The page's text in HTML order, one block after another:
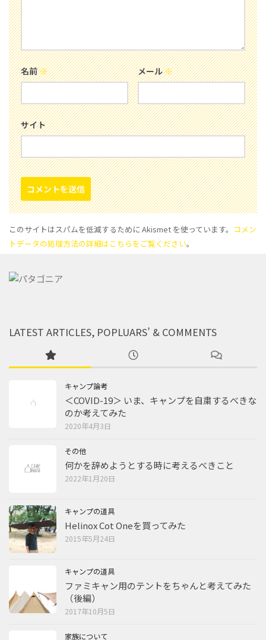
名前※ メール※
サイト
このサイトはスパムを低減するために Akismet を使っています。 コメン
トデータの処理方法の詳細はこちらをご覧ください。
LATEST ARTICLES, POPLUARS’ & COMMENTS
キャンプ論考
＜COVID-19＞ いま、キャンプを自粛するべきな
のか考えてみた
2020年4月3日
その他
何かを辞めようとする時に考えるべきこと
2022年1月20日
キャンプの道具
Helinox Cot Oneを買ってみた
2015年5月24日
キャンプの道具
ファミキャン用のテントをちゃんと考えてみた
（後編）
2017年10月5日
家族について